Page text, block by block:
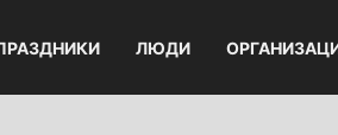
ЛЮДИ